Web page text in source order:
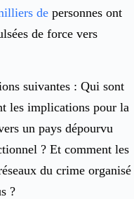
de personnes ont
de force vers
suivantes : Qui sont
les implications pour la
un pays dépourvu
? Et comment les
du crime organisé
?